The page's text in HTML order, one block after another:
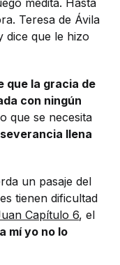
Teresa de Ávila
dice que le hizo
que la gracia de
con ningún
que se necesita
llena
un pasaje del
tienen dificultad
Capítulo 6, el
mí yo no lo